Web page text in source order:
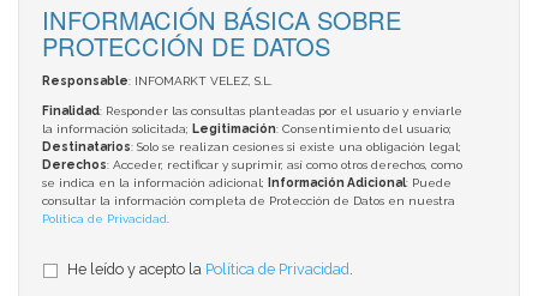
INFORMACIÓN BÁSICA SOBRE
PROTECCIÓN DE DATOS
Responsable: INFOMARKT VELEZ, S.L.
Finalidad: Responder las consultas planteadas por el usuario y enviarle
la información solicitada; Legitimación: Consentimiento del usuario;
Destinatarios: Solo se realizan cesiones si existe una obligación legal;
Derechos: Acceder, rectificar y suprimir, así como otros derechos, como
se indica en la información adicional;
Información Adicional: Puede
consultar la información completa de Protección de Datos en nuestra
Política de Privacidad
He leído y acepto la Política de Privacidad